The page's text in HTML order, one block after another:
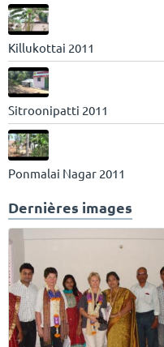
Killukottai 2011
Sitroonipatti 2011
Ponmalai Nagar 2011
Dernières images